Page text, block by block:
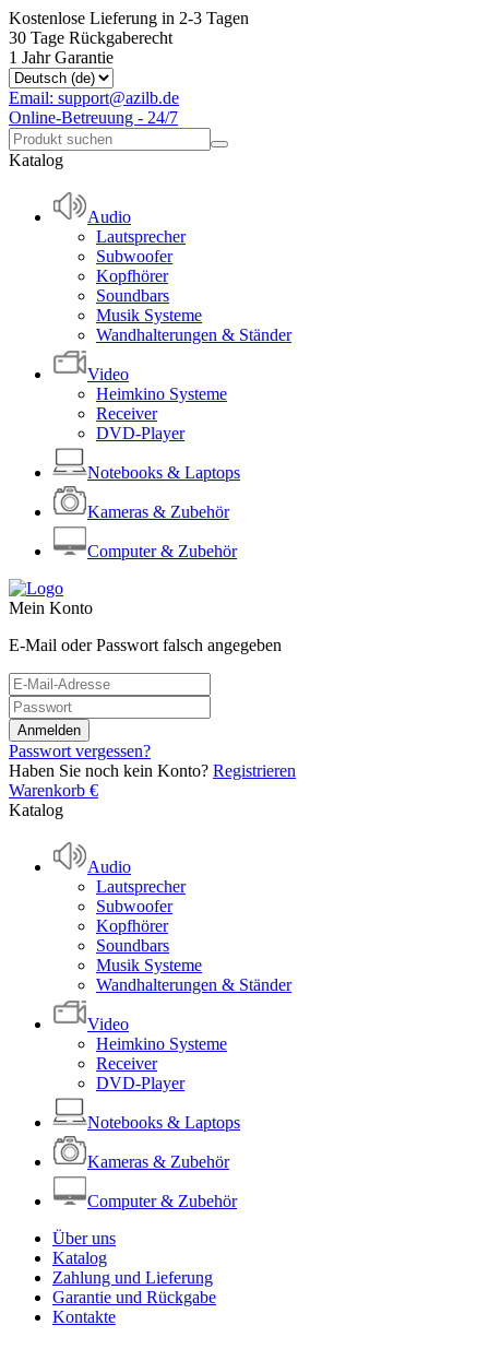
Kostenlose Lieferung in 2-3 Tagen
30 Tage Rückgaberecht
1 Jahr Garantie
Email: support@azilb.de
Online-Betreuung - 24/7
Katalog
Audio
Lautsprecher
Subwoofer
Kopfhörer
Soundbars
Musik Systeme
Wandhalterungen & Ständer
Video
Heimkino Systeme
Receiver
DVD-Player
Notebooks & Laptops
Kameras & Zubehör
Computer & Zubehör
Mein Konto
E-Mail oder Passwort falsch angegeben
Passwort vergessen?
Haben Sie noch kein Konto? Registrieren
Warenkorb €
Katalog
Audio
Lautsprecher
Subwoofer
Kopfhörer
Soundbars
Musik Systeme
Wandhalterungen & Ständer
Video
Heimkino Systeme
Receiver
DVD-Player
Notebooks & Laptops
Kameras & Zubehör
Computer & Zubehör
Über uns
Katalog
Zahlung und Lieferung
Garantie und Rückgabe
Kontakte